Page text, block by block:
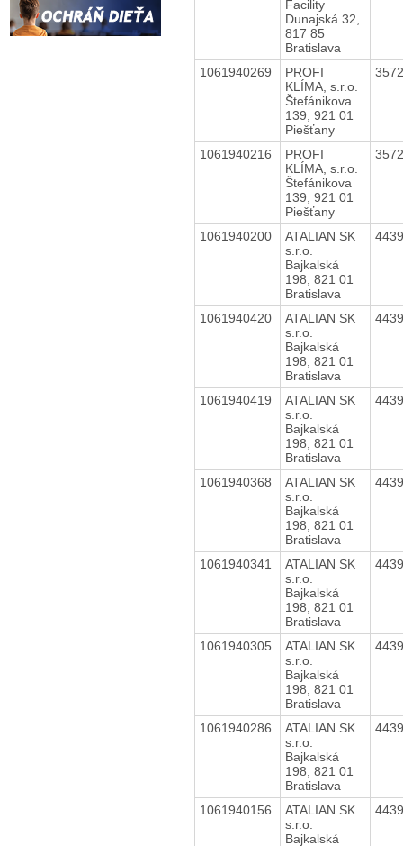
Facility
Dunajská 32,
817 85
Bratislava
1061940269
PROFI
KLÍMA, s.r.o.
Štefánikova
139, 921 01
Piešťany
1061940216
PROFI
KLÍMA, s.r.o.
Štefánikova
139, 921 01
Piešťany
1061940200
ATALIAN SK
s.r.o.
Bajkalská
198, 821 01
Bratislava
1061940420
ATALIAN SK
s.r.o.
Bajkalská
198, 821 01
Bratislava
1061940419
ATALIAN SK
s.r.o.
Bajkalská
198, 821 01
Bratislava
1061940368
ATALIAN SK
s.r.o.
Bajkalská
198, 821 01
Bratislava
1061940341
ATALIAN SK
s.r.o.
Bajkalská
198, 821 01
Bratislava
1061940305
ATALIAN SK
s.r.o.
Bajkalská
198, 821 01
Bratislava
1061940286
ATALIAN SK
s.r.o.
Bajkalská
198, 821 01
Bratislava
1061940156
ATALIAN SK
s.r.o.
Bajkalská